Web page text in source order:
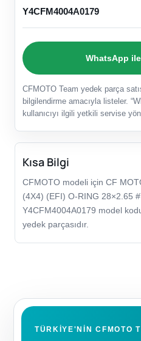
Y4CFM4004A0179
WhatsApp
CFMOTO Team yedek parça
bilgilendirme amacıyla listeler.
kullanıcıyı ilgili yetkili servise
Kısa Bilgi
CFMOTO modeli için CF
(4X4) (EFI) O-RING 28×2.65
Y4CFM4004A0179 model
yedek parçasıdır.
TÜRKIYE'NIN CFMOTO